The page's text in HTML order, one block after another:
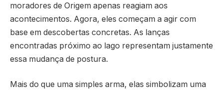
moradores de Origem apenas reagiam aos
acontecimentos. Agora, eles começam a agir com
base em descobertas concretas. As lanças
encontradas próximo ao lago representam justamente
essa mudança de postura.
Mais do que uma simples arma, elas simbolizam uma